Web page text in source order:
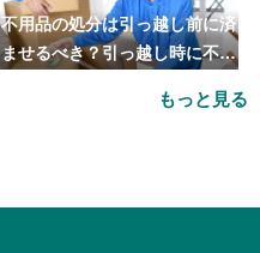
不用品の処分は引っ越し前に済
ませるべき？引っ越し時に不用
もっと見る